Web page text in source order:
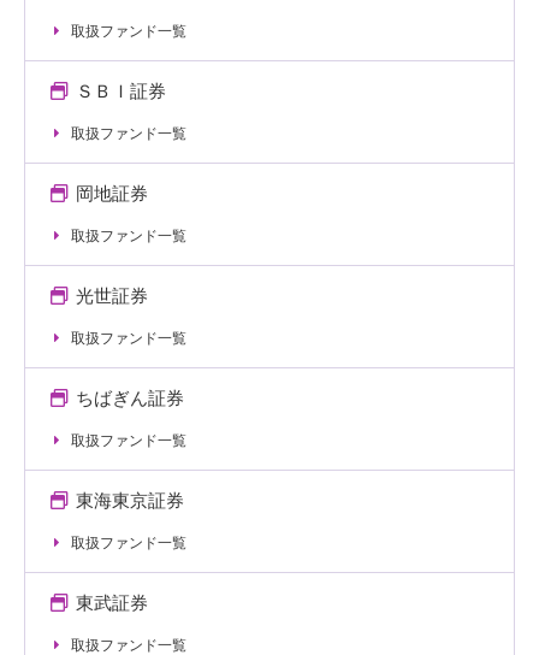
取扱ファンド一覧
ＳＢＩ証券
取扱ファンド一覧
岡地証券
取扱ファンド一覧
光世証券
取扱ファンド一覧
ちばぎん証券
取扱ファンド一覧
東海東京証券
取扱ファンド一覧
東武証券
取扱ファンド一覧